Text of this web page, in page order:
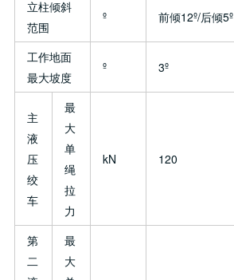
立柱倾斜
范围
º 前倾12º/后倾5º
工作地面
最大坡度
º 3º
主
液
压
绞
车
最
大
单
绳
拉
力
kN 120
第
二
最
大